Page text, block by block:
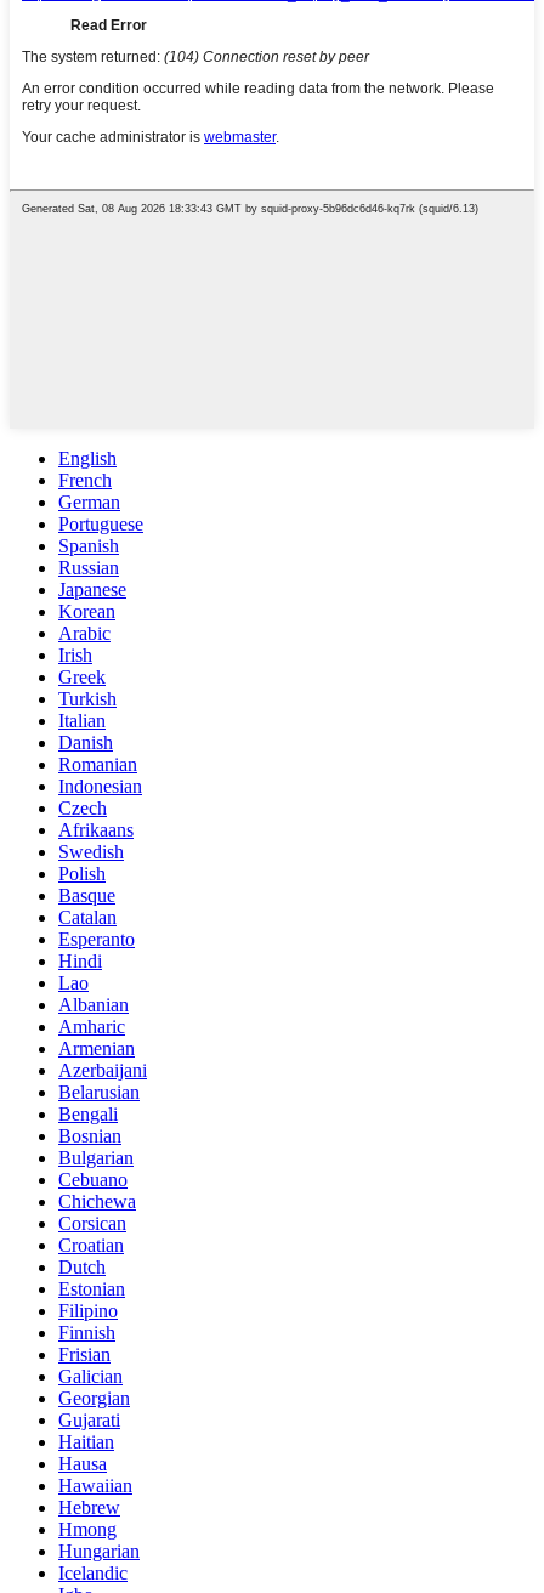
English
French
German
Portuguese
Spanish
Russian
Japanese
Korean
Arabic
Irish
Greek
Turkish
Italian
Danish
Romanian
Indonesian
Czech
Afrikaans
Swedish
Polish
Basque
Catalan
Esperanto
Hindi
Lao
Albanian
Amharic
Armenian
Azerbaijani
Belarusian
Bengali
Bosnian
Bulgarian
Cebuano
Chichewa
Corsican
Croatian
Dutch
Estonian
Filipino
Finnish
Frisian
Galician
Georgian
Gujarati
Haitian
Hausa
Hawaiian
Hebrew
Hmong
Hungarian
Icelandic